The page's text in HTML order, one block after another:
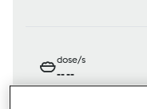
dose/s
----